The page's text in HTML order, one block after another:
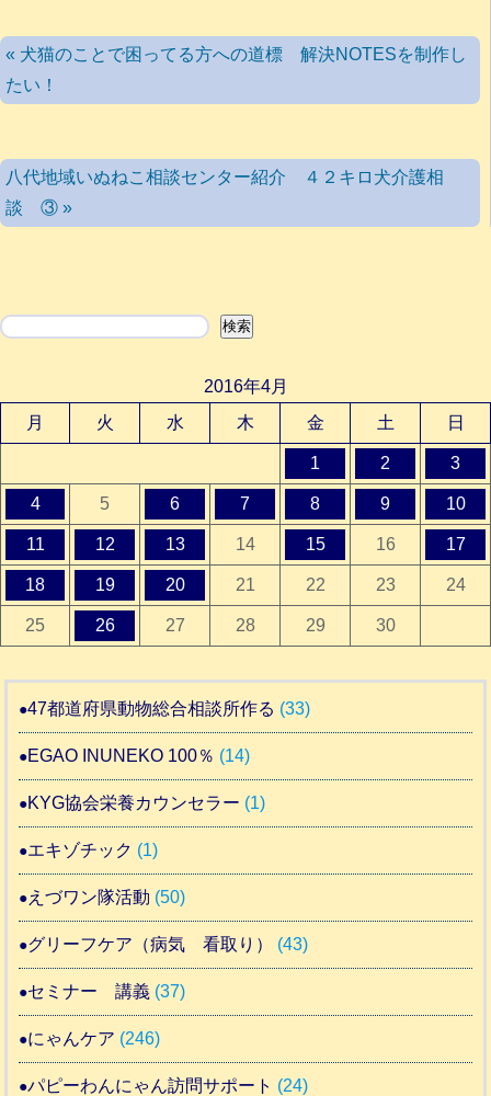
« 犬猫のことで困ってる方への道標 解決NOTESを制作し
たい！
八代地域いぬねこ相談センター紹介 ４２キロ犬介護相
談 ③ »
検索 検索
2016年4月
月
火 水 木 金 土 日
1 2 3
4 5 6 7 8 9 10
11 12 13 14 15 16 17
18 19 20 21 22 23 24
25 26 27 28 29 30
47都道府県動物総合相談所作る (33)
EGAO INUNEKO 100％ (14)
KYG協会栄養カウンセラー (1)
エキゾチック (1)
えづワン隊活動 (50)
グリーフケア（病気 看取り） (43)
セミナー 講義 (37)
にゃんケア (246)
パピーわんにゃん訪問サポート (24)